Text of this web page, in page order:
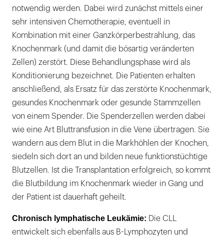
notwendig werden. Dabei wird zunächst mittels einer
sehr intensiven Chemotherapie, eventuell in
Kombination mit einer Ganzkörperbestrahlung, das
Knochenmark (und damit die bösartig veränderten
Zellen) zerstört. Diese Behandlungsphase wird als
Konditionierung bezeichnet. Die Patienten erhalten
anschließend, als Ersatz für das zerstörte Knochenmark,
gesundes Knochenmark oder gesunde Stammzellen
von einem Spender. Die Spenderzellen werden dabei
wie eine Art Bluttransfusion in die Vene übertragen. Sie
wandern aus dem Blut in die Markhöhlen der Knochen,
siedeln sich dort an und bilden neue funktionstüchtige
Blutzellen. Ist die Transplantation erfolgreich, so kommt
die Blutbildung im Knochenmark wieder in Gang und
der Patient ist dauerhaft geheilt.
Chronisch lymphatische Leukämie:
Die CLL
entwickelt sich ebenfalls aus B-Lymphozyten und